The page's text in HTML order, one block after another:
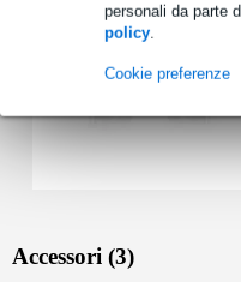
personali da parte
policy.
Cookie preferenze
Accessori (3)